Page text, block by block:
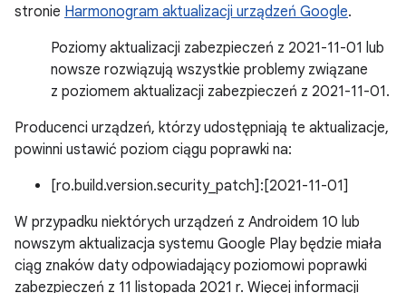
stronie Harmonogram aktualizacji urządzeń Google.
Poziomy aktualizacji zabezpieczeń z 2021-11-01 lub
nowsze rozwiązują wszystkie problemy związane
z poziomem aktualizacji zabezpieczeń z 2021-11-01.
Producenci urządzeń, którzy udostępniają te aktualizacje,
powinni ustawić poziom ciągu poprawki na:
[ro.build.version.security_patch]:[2021-11-01]
W przypadku niektórych urządzeń z Androidem 10 lub
nowszym aktualizacja systemu Google Play będzie miała
ciąg znaków daty odpowiadający poziomowi poprawki
zabezpieczeń z 11 listopada 2021 r. Więcej informacji